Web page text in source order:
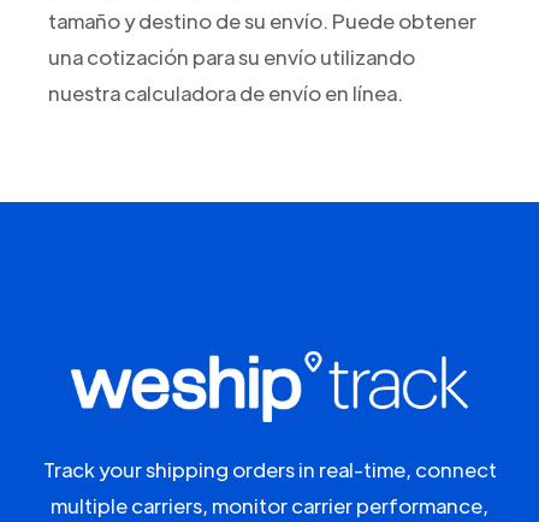
tamaño y destino de su envío. Puede obtener
una cotización para su envío utilizando
nuestra calculadora de envío en línea.
Track your shipping orders in real-time, connect
multiple carriers, monitor carrier performance,